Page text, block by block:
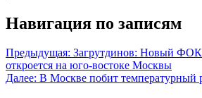
Навигация по записям
Предыдущая: Загрутдинов: Новый ФОК
откроется на юго-востоке Москвы
Далее: В Москве побит температурный